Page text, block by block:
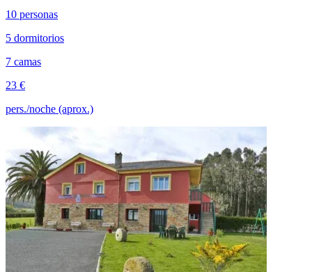
10 personas
5 dormitorios
7 camas
23 €
pers./noche (aprox.)